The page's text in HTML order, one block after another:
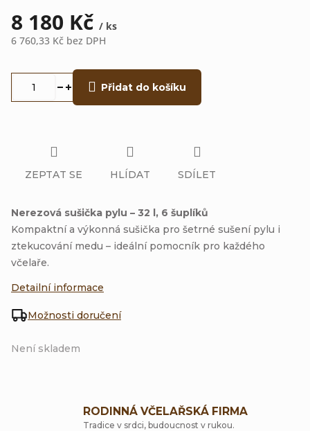
8 180 Kč / ks
6 760,33 Kč bez DPH
Není skladem
Možnosti doručení
Přidat do košíku
Nerezová sušička pylu – 32 l, 6 šuplíků
Kompaktní a výkonná sušička pro šetrné sušení pylu i
ztekucování medu – ideální pomocník pro každého
včelaře.
Detailní informace
ZEPTAT SE HLÍDAT SDÍLET
RODINNÁ VČELAŘSKÁ FIRMA
Tradice v srdci, budoucnost v rukou.